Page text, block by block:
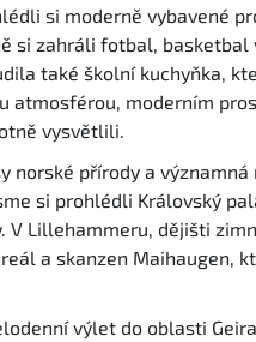
si moderně vybavené
si zahráli fotbal,
také školní kuchyňka,
atmosférou, moderním
vysvětlili.
norské přírody a významná
si prohlédli Královský
V Lillehammeru, dějišti
a skanzen Maihaugen,
výlet do oblasti